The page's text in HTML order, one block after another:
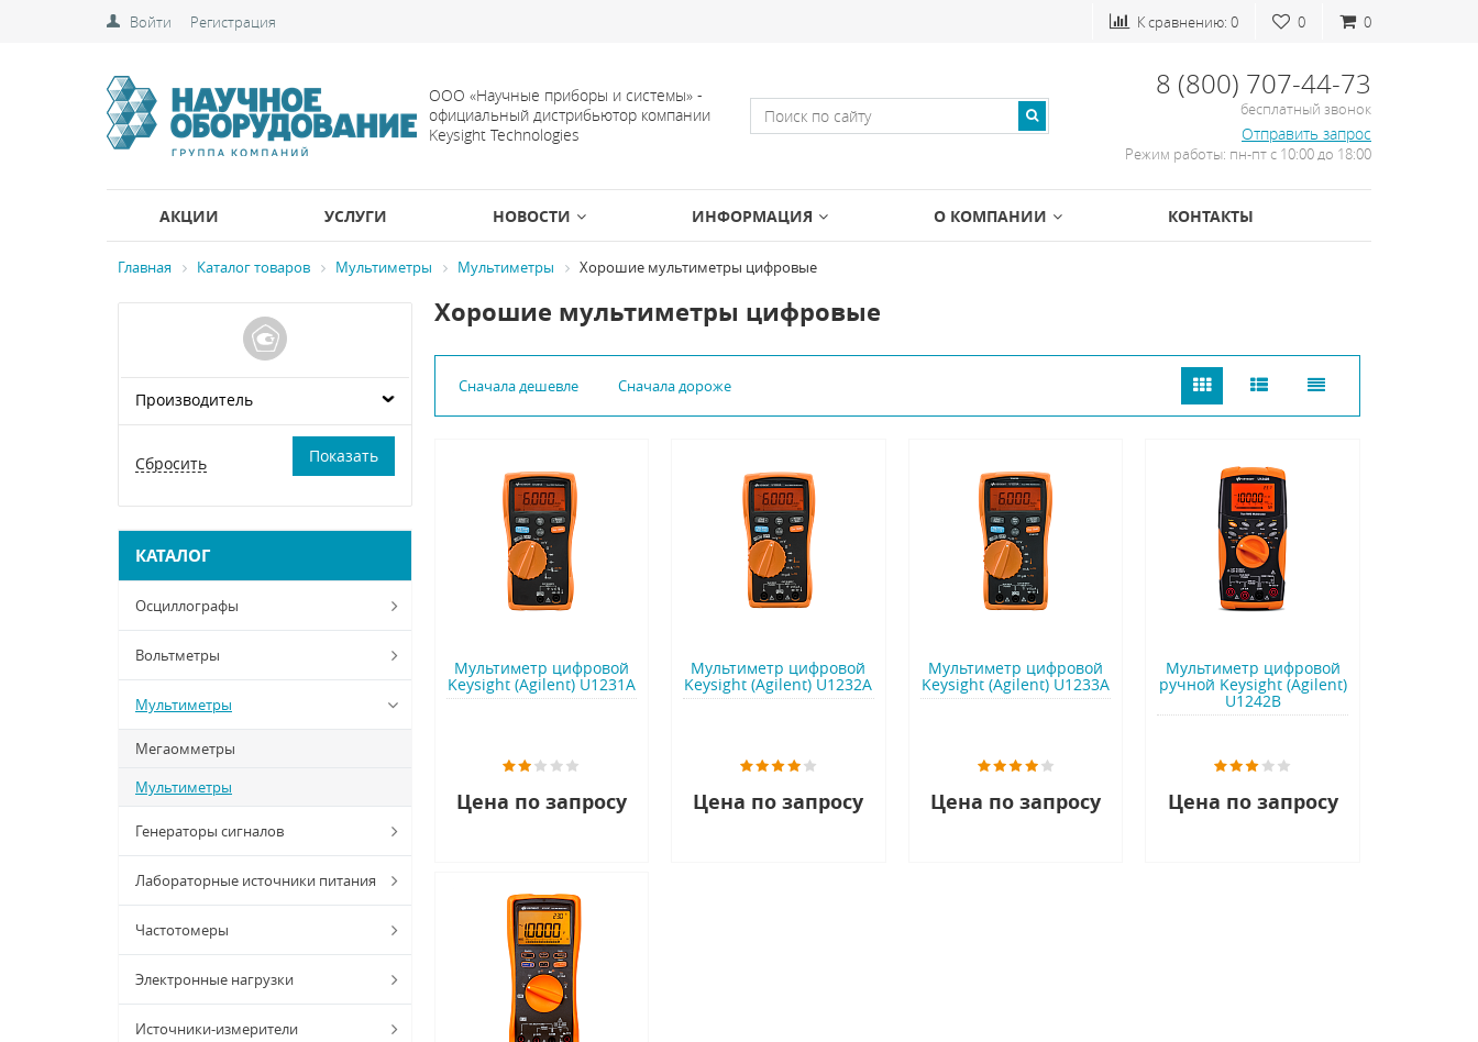
Войти Регистрация 0
0
К сравнению: 0
ООО «Научные приборы и системы» -
официальный дистрибьютор компании
Keysight Technologies
8 (800) 707-44-73
бесплатный звонок
Отправить запрос
Режим работы: пн-пт с 10:00 до 18:00
АКЦИИ УСЛУГИ НОВОСТИ ИНФОРМАЦИЯ О КОМПАНИИ КОНТАКТЫ
Главная Каталог товаров Мультиметры Мультиметры Хорошие мультиметры цифровые
Производитель
КАТАЛОГ
Осциллографы
Вольтметры
Мультиметры
Мегаомметры
Мультиметры
Генераторы сигналов
Лабораторные источники питания
Частотомеры
Электронные нагрузки
Источники-измерители
Хорошие мультиметры цифровые
Сначала дешевле Сначала дороже
Мультиметр цифровой
Keysight (Agilent) U1231A
Цена по запросу
Мультиметр цифровой
Keysight (Agilent) U1232A
Цена по запросу
Мультиметр цифровой
Keysight (Agilent) U1233A
Цена по запросу
Мультиметр цифровой
ручной Keysight (Agilent)
U1242B
Цена по запросу